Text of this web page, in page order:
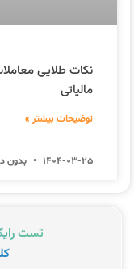
نکات طلایی
مالیاتی
توضیحات بیشتر »
1404-03-25 بدون
تست